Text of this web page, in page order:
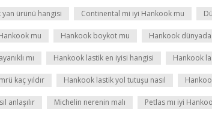
ürünü hangisi Continental mi iyi Hankook mu
mu Hankook boykot mu Hankook dünyada
mı Hankook lastik en iyisi hangisi Hankook
kaç yıldır Hankook lastik yol tutuşu nasıl
anlaşılır Michelin nerenin malı Petlas mı iyi